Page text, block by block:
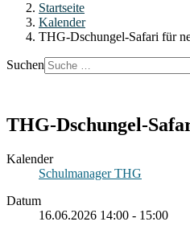
Startseite
Kalender
THG-Dschungel-Safari für
Suchen
THG-Dschungel-
Kalender
Schulmanager THG
Datum
16.06.2026 14:00 - 15:00